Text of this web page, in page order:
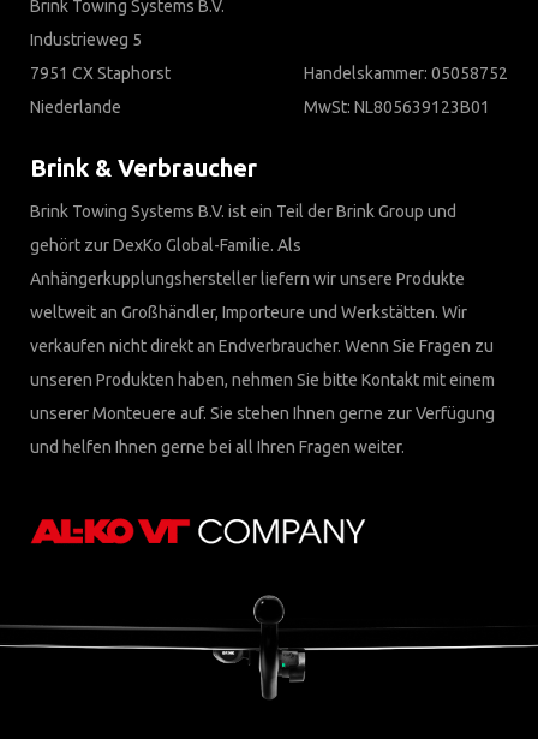
Brink Towing Systems B.V.
Industrieweg 5
7951 CX Staphorst
Niederlande
Handelskammer: 05058752
MwSt: NL805639123B01
Brink & Verbraucher
Brink Towing Systems B.V. ist ein Teil der Brink Group und
gehört zur DexKo Global-Familie. Als
Anhängerkupplungshersteller liefern wir unsere Produkte
weltweit an Großhändler, Importeure und Werkstätten. Wir
verkaufen nicht direkt an Endverbraucher. Wenn Sie Fragen zu
unseren Produkten haben, nehmen Sie bitte Kontakt mit einem
unserer Monteuere auf. Sie stehen Ihnen gerne zur Verfügung
und helfen Ihnen gerne bei all Ihren Fragen weiter.